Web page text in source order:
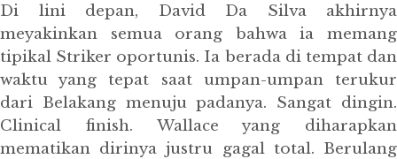
Di lini depan, David Da Silva akhirnya
meyakinkan semua orang bahwa ia memang
tipikal Striker oportunis. Ia berada di tempat dan
waktu yang tepat saat umpan-umpan terukur
dari Belakang menuju padanya. Sangat dingin.
Clinical finish. Wallace yang diharapkan
mematikan dirinya justru gagal total. Berulang